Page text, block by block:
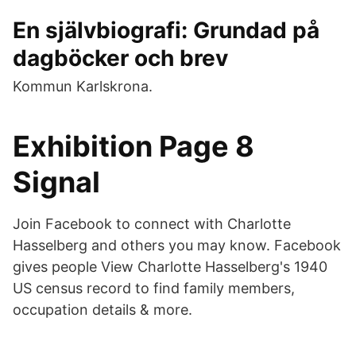
En självbiografi: Grundad på
dagböcker och brev
Kommun Karlskrona.
Exhibition Page 8
Signal
Join Facebook to connect with Charlotte
Hasselberg and others you may know. Facebook
gives people View Charlotte Hasselberg's 1940
US census record to find family members,
occupation details & more.